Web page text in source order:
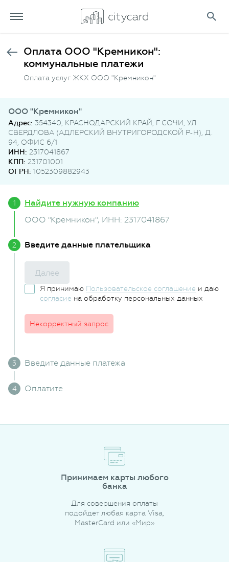
Оплата ООО "Кремникон":
коммунальные платежи
Оплата услуг ЖКХ ООО "Кремникон"
ООО "Кремникон"
Адрес: 354340, КРАСНОДАРСКИЙ КРАЙ, Г СОЧИ, УЛ
СВЕРДЛОВА (АДЛЕРСКИЙ ВНУТРИГОРОДСКОЙ Р-Н), Д.
94, ОФИС 6/1
ИНН: 2317041867
КПП: 231701001
ОГРН: 1052309882943
Найдите нужную компанию
ООО "Кремникон", ИНН: 2317041867
Введите данные плательщика
Далее
Я принимаю Пользовательское соглашение и даю
согласие на обработку персональных данных
Некорректный запрос
Введите данные платежа
Оплатите
Принимаем карты любого
банка
Для совершения оплаты
подойдет любая карта Visa,
MasterCard или «Мир»